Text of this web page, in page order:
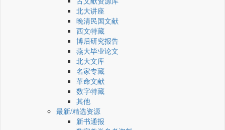
北大讲座
晚清民国文献
西文特藏
博后研究报告
燕大毕业论文
北大文库
名家专藏
革命文献
数字特藏
其他
最新/精选资源
新书通报